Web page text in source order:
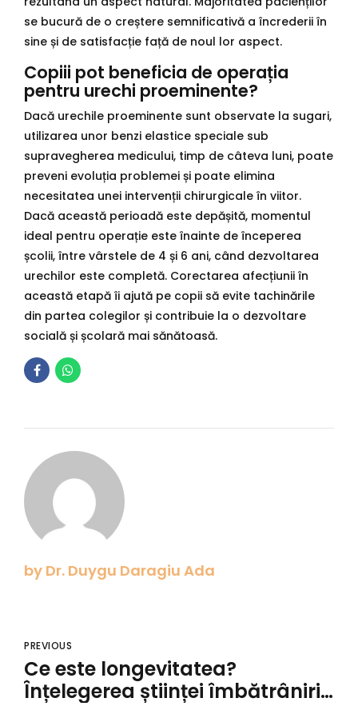
se bucură de o creștere semnificativă a încrederii în
sine și de satisfacție față de noul lor aspect.
Copiii pot beneficia de operația
pentru urechi proeminente?
Dacă urechile proeminente sunt observate la sugari,
utilizarea unor benzi elastice speciale sub
supravegherea medicului, timp de câteva luni, poate
preveni evoluția problemei și poate elimina
necesitatea unei intervenții chirurgicale în viitor.
Dacă această perioadă este depășită, momentul
ideal pentru operație este înainte de începerea
școlii, între vârstele de 4 și 6 ani, când dezvoltarea
urechilor este completă. Corectarea afecțiunii în
această etapă îi ajută pe copii să evite tachinările
din partea colegilor și contribuie la o dezvoltare
socială și școlară mai sănătoasă.
by Dr. Duygu Daragiu Ada
PREVIOUS
Ce este longevitatea?
Înțelegerea științei îmbătrânirii